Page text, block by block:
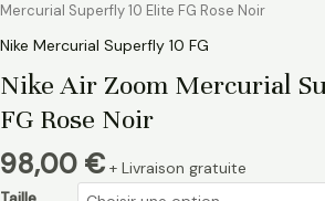
Mercurial Superfly 10 Elite FG Rose Noir
Nike Mercurial Superfly 10 FG
Nike Air Zoom Mercurial
FG Rose Noir
98,00 € + Livraison gratuite